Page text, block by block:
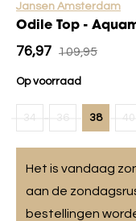
Jansen Amsterdam
Odile Top -
76,97 109,95
Op voorraad
34 36 38 40
Het is vandaag
aan de
bestellingen